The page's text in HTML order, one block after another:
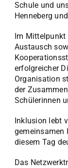
Schule und
Henneberg
Im
Austausch
erfolgreicher
Organisation
der
Schülerinnen
Inklusion lebt
gemeinsamen
diesem Tag
Das